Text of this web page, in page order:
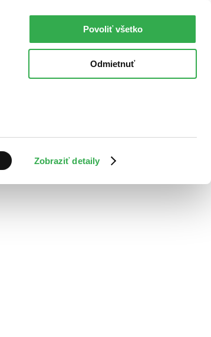
Zobraziť detaily
Povoliť všetko
Odmietnuť